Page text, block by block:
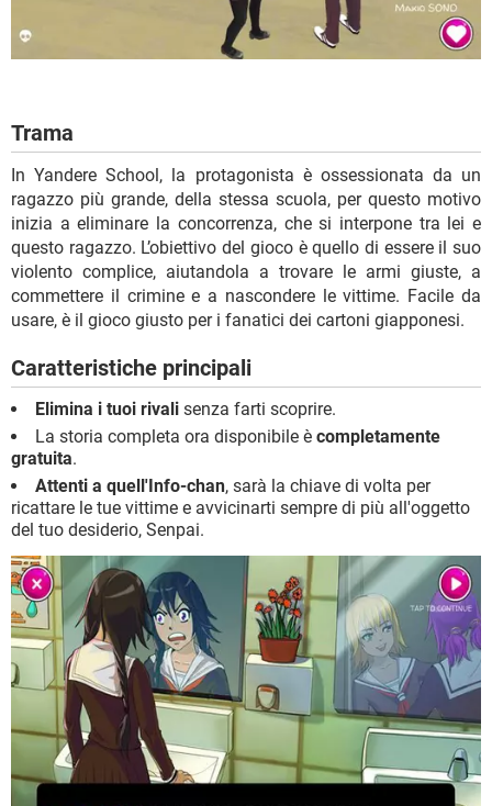
Trama
In Yandere School, la protagonista è ossessionata da un
ragazzo più grande, della stessa scuola, per questo motivo
inizia a eliminare la concorrenza, che si interpone tra lei e
questo ragazzo. L’obiettivo del gioco è quello di essere il suo
violento complice, aiutandola a trovare le armi giuste, a
commettere il crimine e a nascondere le vittime. Facile da
usare, è il gioco giusto per i fanatici dei cartoni giapponesi.
Caratteristiche principali
Elimina i tuoi rivali senza farti scoprire.
La storia completa ora disponibile è completamente
gratuita.
Attenti a quell'Info-chan, sarà la chiave di volta per
ricattare le tue vittime e avvicinarti sempre di più all'oggetto
del tuo desiderio, Senpai.